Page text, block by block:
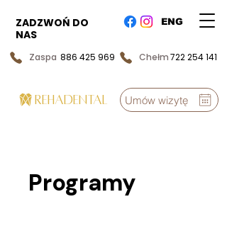
ZADZWOŃ DO
NAS
ENG
886 425 969
Zaspa Chełm722 254 141
REHADENTAL Umów wizytę
Programy